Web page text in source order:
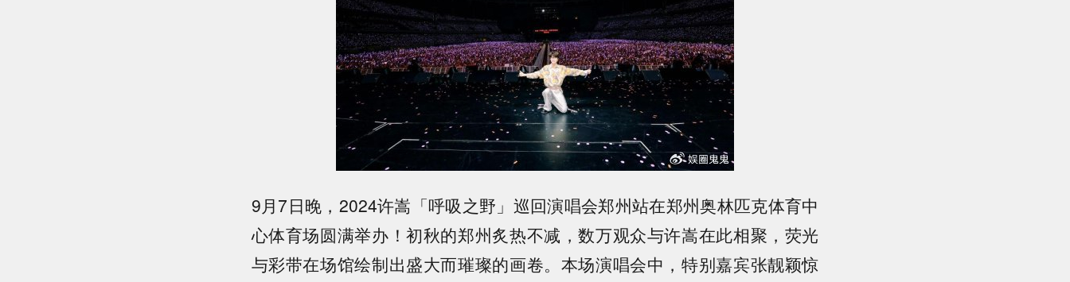
9月7日晚，2024许嵩「呼吸之野」巡回演唱会郑州站在郑州奥林匹克体育中
心体育场圆满举办！初秋的郑州炙热不减，数万观众与许嵩在此相聚，荧光
与彩带在场馆绘制出盛大而璀璨的画卷。本场演唱会中，特别嘉宾张靓颖惊